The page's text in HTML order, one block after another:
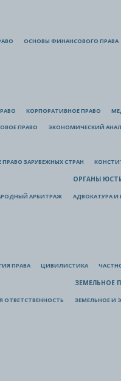
ОСНОВЫ ФИНАНСОВОГО ПРАВА
КОРПОРАТИВНОЕ ПРАВО
ПРАВО ЭКОНОМИЧЕСКИЙ
ЗАРУБЕЖНЫХ СТРАН
АРБИТРАЖ
ОРГАНЫ
АДВОКАТУРА И
ПРАВА ЦИВИЛИСТИКА
ОТВЕТСТВЕННОСТЬ
ЗЕМЕЛЬНОЕ
ЗЕМЕЛЬНОЕ И